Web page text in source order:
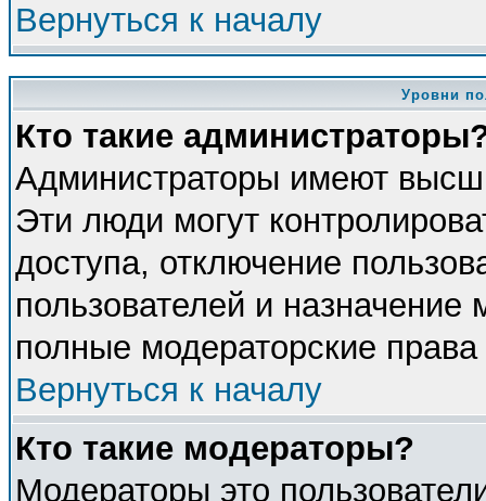
Вернуться к началу
Уровни
Кто такие
Администраторы имеют
Эти люди могут
доступа, отключение
пользователей и
полные модераторские
Вернуться к началу
Кто такие модераторы?
Модераторы это